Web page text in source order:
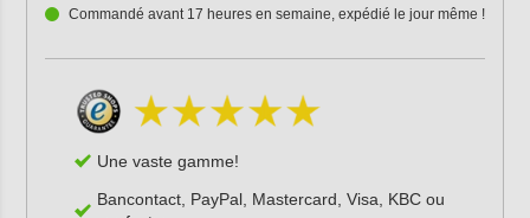
Commandé avant 17 heures en semaine, expédié le jour même !
Une vaste gamme!
Bancontact, PayPal, Mastercard, Visa, KBC ou